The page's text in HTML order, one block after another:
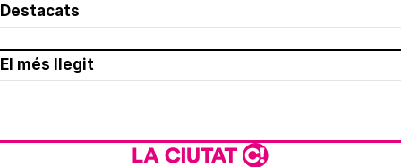
Destacats
El més llegit